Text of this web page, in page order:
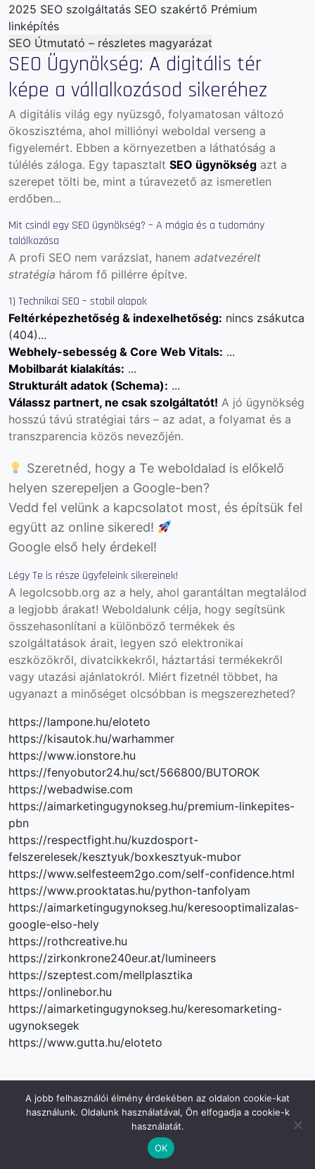
2025 SEO szolgáltatás SEO szakértő Prémium
linképítés
SEO Útmutató – részletes magyarázat
SEO Ügynökség: A digitális tér
képe a vállalkozásod sikeréhez
A digitális világ egy nyüzsgő, folyamatosan változó
ökoszisztéma, ahol milliónyi weboldal verseng a
figyelemért. Ebben a környezetben a láthatóság a
túlélés záloga. Egy tapasztalt SEO ügynökség azt a
szerepet tölti be, mint a túravezető az ismeretlen
erdőben...
Mit csinál egy SEO ügynökség? – A mágia és a tudomány
találkozása
A profi SEO nem varázslat, hanem adatvezérelt
stratégia három fő pillérre építve.
1) Technikai SEO – stabil alapok
Feltérképezhetőség & indexelhetőség: nincs zsákutca
(404)...
Webhely-sebesség & Core Web Vitals: ...
Mobilbarát kialakítás: ...
Strukturált adatok (Schema): ...
Válassz partnert, ne csak szolgáltatót! A jó ügynökség
hosszú távú stratégiai társ – az adat, a folyamat és a
transzparencia közös nevezőjén.
Szeretnéd, hogy a Te weboldalad is előkelő
helyen szerepeljen a Google-ben?
Vedd fel velünk a kapcsolatot most, és építsük fel
együtt az online sikered!
Google első hely érdekel!
Légy Te is része ügyfeleink sikereinek!
A legolcsobb.org az a hely, ahol garantáltan megtalálod
a legjobb árakat! Weboldalunk célja, hogy segítsünk
összehasonlítani a különböző termékek és
szolgáltatások árait, legyen szó elektronikai
eszközökről, divatcikkekről, háztartási termékekről
vagy utazási ajánlatokról. Miért fizetnél többet, ha
ugyanazt a minőséget olcsóbban is megszerezheted?
https://lampone.hu/eloteto
https://kisautok.hu/warhammer
https://www.ionstore.hu
https://fenyobutor24.hu/sct/566800/BUTOROK
https://webadwise.com
https://aimarketingugynokseg.hu/premium-linkepites-
pbn
https://respectfight.hu/kuzdosport-
felszerelesek/kesztyuk/boxkesztyuk-mubor
https://www.selfesteem2go.com/self-confidence.html
https://www.prooktatas.hu/python-tanfolyam
https://aimarketingugynokseg.hu/keresooptimalizalas-
google-elso-hely
https://rothcreative.hu
https://zirkonkrone240eur.at/lumineers
https://szeptest.com/mellplasztika
https://onlinebor.hu
https://aimarketingugynokseg.hu/keresomarketing-
ugynoksegek
https://www.gutta.hu/eloteto
Digitális marketing Marketing
A jobb felhasználói élmény érdekében az oldalon cookie-kat
használunk. Oldalunk használatával, Ön elfogadja a cookie-k
használatát.
OK